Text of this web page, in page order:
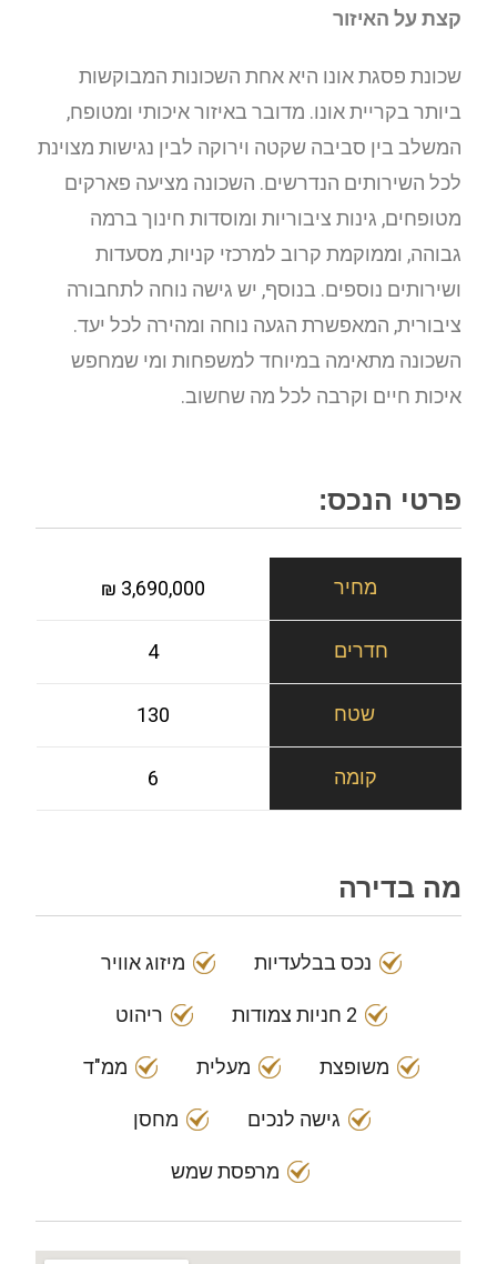
קצת על האיזור
שכונת פסגת אונו היא אחת השכונות המבוקשות
ביותר בקריית אונו. מדובר באיזור איכותי ומטופח,
המשלב בין סביבה שקטה וירוקה לבין נגישות מצוינת
לכל השירותים הנדרשים. השכונה מציעה פארקים
מטופחים, גינות ציבוריות ומוסדות חינוך ברמה
גבוהה, וממוקמת קרוב למרכזי קניות, מסעדות
ושירותים נוספים. בנוסף, יש גישה נוחה לתחבורה
ציבורית, המאפשרת הגעה נוחה ומהירה לכל יעד.
השכונה מתאימה במיוחד למשפחות ומי שמחפש
איכות חיים וקרבה לכל מה שחשוב.
פרטי הנכס:
3,690,000 ₪
4
130
6
מה בדירה
נכס בבלעדיות מיזוג אוויר
2 חניות צמודות ריהוט
משופצת מעלית ממ"ד
גישה לנכים מחסן
מרפסת שמש